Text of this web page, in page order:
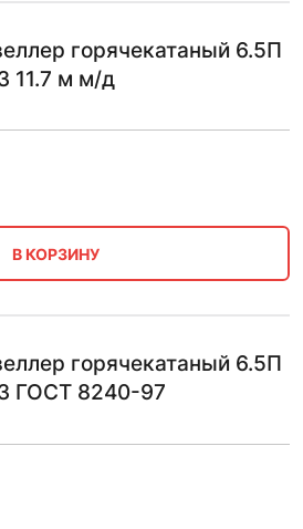
горячекатаный 6.5П
11.7 м м/д
В КОРЗИНУ
горячекатаный 6.5П
ГОСТ 8240-97